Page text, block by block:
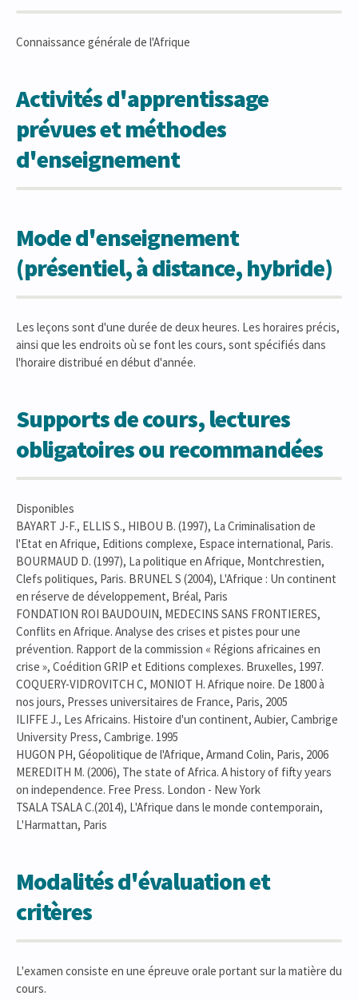
Connaissance générale de l'Afrique
Activités d'apprentissage
prévues et méthodes
d'enseignement
Mode d'enseignement
(présentiel, à distance, hybride)
Les leçons sont d'une durée de deux heures. Les horaires précis,
ainsi que les endroits où se font les cours, sont spécifiés dans
l'horaire distribué en début d'année.
Supports de cours, lectures
obligatoires ou recommandées
Disponibles
BAYART J-F., ELLIS S., HIBOU B. (1997), La Criminalisation de
l'Etat en Afrique, Editions complexe, Espace international, Paris.
BOURMAUD D. (1997), La politique en Afrique, Montchrestien,
Clefs politiques, Paris. BRUNEL S (2004), L'Afrique : Un continent
en réserve de développement, Bréal, Paris
FONDATION ROI BAUDOUIN, MEDECINS SANS FRONTIERES,
Conflits en Afrique. Analyse des crises et pistes pour une
prévention. Rapport de la commission « Régions africaines en
crise », Coédition GRIP et Editions complexes. Bruxelles, 1997.
COQUERY-VIDROVITCH C, MONIOT H. Afrique noire. De 1800 à
nos jours, Presses universitaires de France, Paris, 2005
ILIFFE J., Les Africains. Histoire d'un continent, Aubier, Cambrige
University Press, Cambrige. 1995
HUGON PH, Géopolitique de l'Afrique, Armand Colin, Paris, 2006
MEREDITH M. (2006), The state of Africa. A history of fifty years
on independence. Free Press. London - New York
TSALA TSALA C.(2014), L'Afrique dans le monde contemporain,
L'Harmattan, Paris
Modalités d'évaluation et
critères
L'examen consiste en une épreuve orale portant sur la matière du
cours.